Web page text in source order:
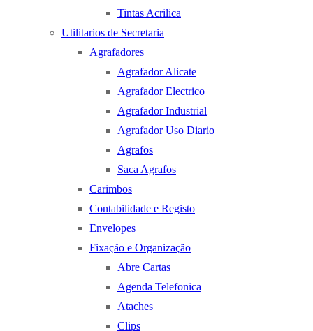
Tintas Acrilica
Utilitarios de Secretaria
Agrafadores
Agrafador Alicate
Agrafador Electrico
Agrafador Industrial
Agrafador Uso Diario
Agrafos
Saca Agrafos
Carimbos
Contabilidade e Registo
Envelopes
Fixação e Organização
Abre Cartas
Agenda Telefonica
Ataches
Clips